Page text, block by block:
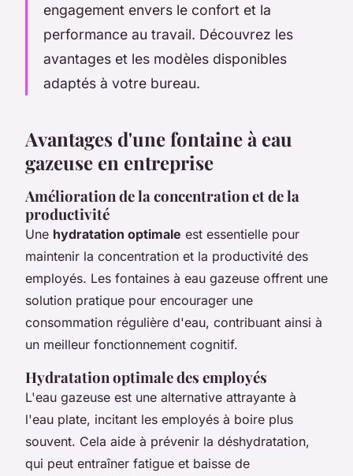
engagement envers le confort et la
performance au travail. Découvrez les
avantages et les modèles disponibles
adaptés à votre bureau.
Avantages d'une fontaine à eau
gazeuse en entreprise
Amélioration de la concentration et de la
productivité
Une hydratation optimale est essentielle pour
maintenir la concentration et la productivité des
employés. Les fontaines à eau gazeuse offrent une
solution pratique pour encourager une
consommation régulière d'eau, contribuant ainsi à
un meilleur fonctionnement cognitif.
Hydratation optimale des employés
L'eau gazeuse est une alternative attrayante à
l'eau plate, incitant les employés à boire plus
souvent. Cela aide à prévenir la déshydratation,
qui peut entraîner fatigue et baisse de